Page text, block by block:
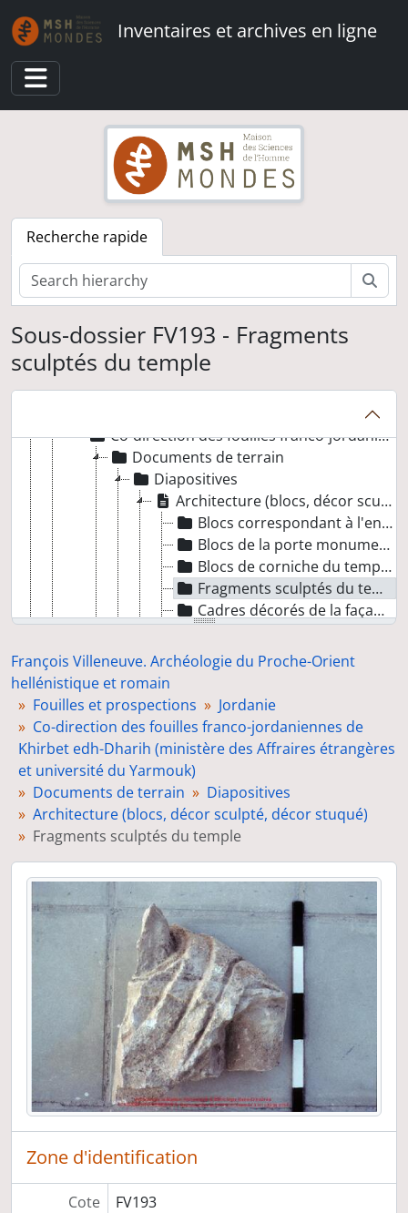
Skip to main content
Inventaires et archives en ligne
Toggle navigation
Recherche rapide
Sous-dossier FV193 - Fragments
sculptés du temple
François Villeneuve. Archéologie du Proche-Orient hellénistique et romain
Fouilles et prospections
Jordanie
Direction des fouilles d'Iraq al-Amir et co-direction des fouilles franco-jordaniennes de Khirbet edh-Dharih (ministère des Affaires étrangères et université du Yarmouk)
Co-direction des fouilles franco-jordaniennes de Khirbet edh-Dharih (ministère des Affraires étrangères et université du Yarmouk)
Documents de terrain
Diapositives
Architecture (blocs, décor sculpté, décor stuqué)
Blocs correspondant à l'entrée sud du sanctuaire, première cour
Blocs de la porte monumentale de la façade du temple
Blocs de corniche du temple et du sanctuaire
Fragments sculptés du temple
Cadres décorés de la façade du temple
Blocs du fronton de la façade du temple
Blocs de la frise de la façade du temple
Blocs décorés de fruits (grenades), cella du temple
Objets cultuels
Blocs décorés de végétaux, cella du temple
Blocs des fenêtres de la façade du temple
Pilastres et demi-colonnes de la façade du temple
Blocs de couverture, hypothétiques
Blocs des pilastres des pièces latérales, cella
Blocs d'une frise processionnelle, cella du temple
Blocs avec oves de gros module, cella
Bustes inscrits dans des cadres et des médaillons, cella
Blocs des colonnes du môtab, cella
Stucs avec un décor figuré
Stucs avec un décor non figuré
Céramique
Exposition à l'Université du Yarmouk (Irbid, Jordanie)
Epigraphie
Lampes
Mobilier
Monnaies
Petits objets et bijoux
"Catalogues" de relevés du temple
Dessins de la campagne de fouilles 2001, réalisés par Raphaël Drizard
Vue cavalière du site du sanctuaire vers la fin de la campagne de fouilles 1992
Rapports techniques
François Villeneuve. Archéologie du Proche-Orient
hellénistique et romain
Fouilles et prospections
Jordanie
Co-direction des fouilles franco-jordaniennes de
Khirbet edh-Dharih (ministère des Affraires étrangères
et université du Yarmouk)
Documents de terrain
Diapositives
Architecture (blocs, décor sculpté, décor stuqué)
Fragments sculptés du temple
Zone d'identification
Cote
FV193